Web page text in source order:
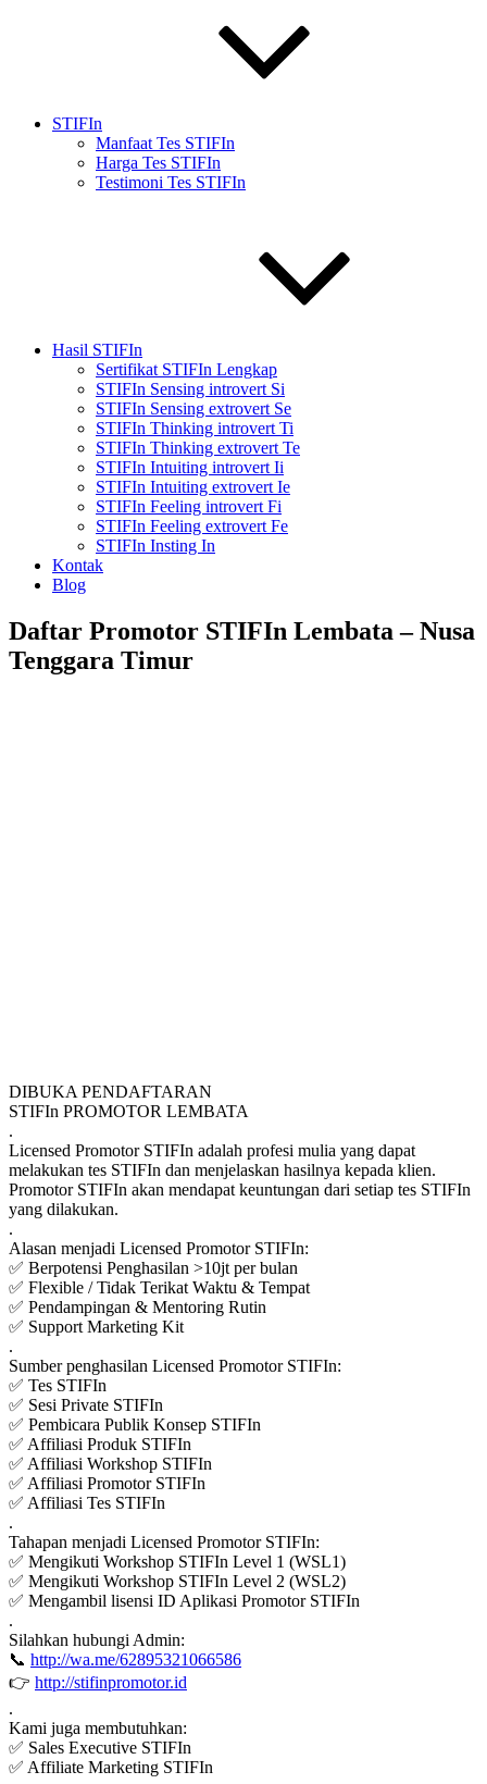
STIFIn
Manfaat Tes STIFIn
Harga Tes STIFIn
Testimoni Tes STIFIn
Hasil STIFIn
Sertifikat STIFIn Lengkap
STIFIn Sensing introvert Si
STIFIn Sensing extrovert Se
STIFIn Thinking introvert Ti
STIFIn Thinking extrovert Te
STIFIn Intuiting introvert Ii
STIFIn Intuiting extrovert Ie
STIFIn Feeling introvert Fi
STIFIn Feeling extrovert Fe
STIFIn Insting In
Kontak
Blog
Daftar Promotor STIFIn Lembata – Nusa
Tenggara Timur
DIBUKA PENDAFTARAN
STIFIn PROMOTOR LEMBATA
.
Licensed Promotor STIFIn adalah profesi mulia yang dapat
melakukan tes STIFIn dan menjelaskan hasilnya kepada klien.
Promotor STIFIn akan mendapat keuntungan dari setiap tes STIFIn
yang dilakukan.
.
Alasan menjadi Licensed Promotor STIFIn:
✅ Berpotensi Penghasilan >10jt per bulan
✅ Flexible / Tidak Terikat Waktu & Tempat
✅ Pendampingan & Mentoring Rutin
✅ Support Marketing Kit
.
Sumber penghasilan Licensed Promotor STIFIn:
✅ Tes STIFIn
✅ Sesi Private STIFIn
✅ Pembicara Publik Konsep STIFIn
✅ Affiliasi Produk STIFIn
✅ Affiliasi Workshop STIFIn
✅ Affiliasi Promotor STIFIn
✅ Affiliasi Tes STIFIn
.
Tahapan menjadi Licensed Promotor STIFIn:
✅ Mengikuti Workshop STIFIn Level 1 (WSL1)
✅ Mengikuti Workshop STIFIn Level 2 (WSL2)
✅ Mengambil lisensi ID Aplikasi Promotor STIFIn
.
Silahkan hubungi Admin:
📞 http://wa.me/62895321066586
👉 http://stifinpromotor.id
.
Kami juga membutuhkan:
✅ Sales Executive STIFIn
✅ Affiliate Marketing STIFIn